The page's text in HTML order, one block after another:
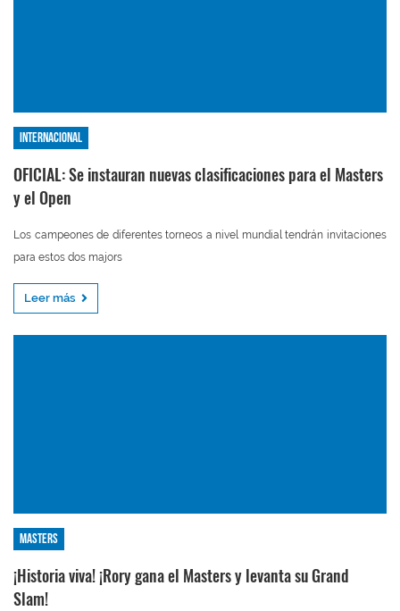
Internacional
OFICIAL: Se instauran nuevas clasificaciones para el Masters
y el Open
Los campeones de diferentes torneos a nivel mundial tendrán invitaciones
para estos dos majors
Leer más
Masters
¡Historia viva! ¡Rory gana el Masters y levanta su Grand
Slam!